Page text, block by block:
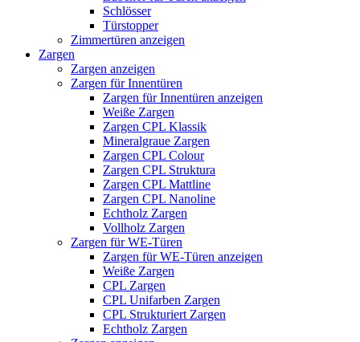
Schlösser
Türstopper
Zimmertüren anzeigen
Zargen
Zargen anzeigen
Zargen für Innentüren
Zargen für Innentüren anzeigen
Weiße Zargen
Zargen CPL Klassik
Mineralgraue Zargen
Zargen CPL Colour
Zargen CPL Struktura
Zargen CPL Mattline
Zargen CPL Nanoline
Echtholz Zargen
Vollholz Zargen
Zargen für WE-Türen
Zargen für WE-Türen anzeigen
Weiße Zargen
CPL Zargen
CPL Unifarben Zargen
CPL Strukturiert Zargen
Echtholz Zargen